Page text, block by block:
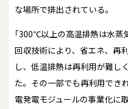
な場所で排出されている。
｢300℃以上の高温排熱は水蒸
回収技術により、省エネ、再
し、低温排熱は再利用が難し
た。その一部でも再利用でき
電発電モジュールの事業化に